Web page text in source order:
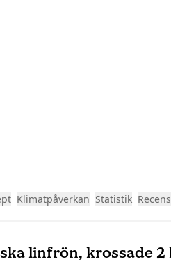
Klimatpåverkan Statistik
linfrön, krossade 2